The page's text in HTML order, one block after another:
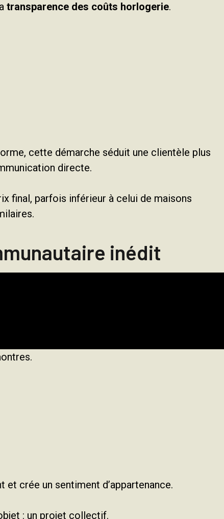
transparence des coûts horlogerie.
cette démarche séduit une clientèle plus
directe.
final, parfois inférieur à celui de maisons
inédit
crée un sentiment d’appartenance.
: un projet collectif.